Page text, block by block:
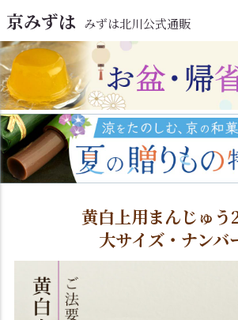
京みずは みずは北川公式通販
黄白上用まんじゅう
大サイズ・ナンバ